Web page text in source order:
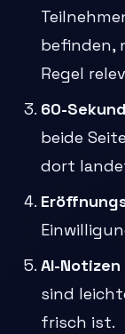
befinden,
Regel
60-
beide
dort
AI-
sind
frisch ist.